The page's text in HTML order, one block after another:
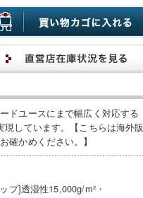
ドユースにまで幅広く対応する
しています。【こちらは海外販
確かめください。】
プ]透湿性15,000g/m²・